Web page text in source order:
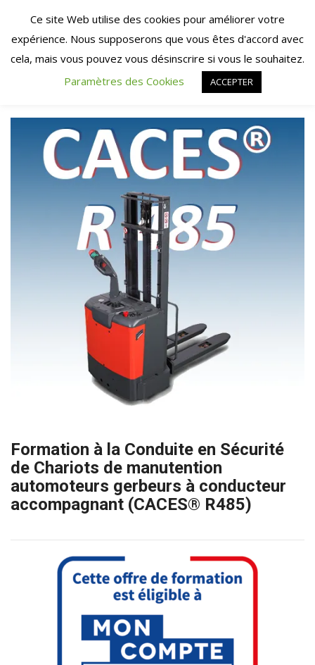
content
Formation à la Conduite en Sécurité
de Chariots de manutention
automoteurs gerbeurs à conducteur
accompagnant (CACES® R485)
Ce site Web utilise des cookies pour améliorer votre
expérience. Nous supposerons que vous êtes d'accord avec
cela, mais vous pouvez vous désinscrire si vous le souhaitez.
Paramètres des Cookies
ACCEPTER